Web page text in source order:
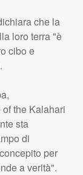
che la
loro terra "è
cibo e
the Kalahari
sta
di
per
a verità".